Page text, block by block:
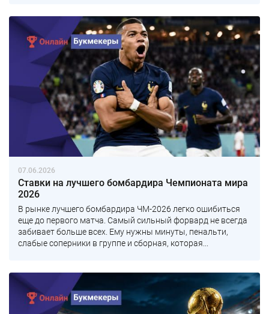
07.06.2026
Ставки на лучшего бомбардира Чемпионата мира
2026
В рынке лучшего бомбардира ЧМ-2026 легко ошибиться
еще до первого матча. Самый сильный форвард не всегда
забивает больше всех. Ему нужны минуты, пенальти,
слабые соперники в группе и сборная, которая...